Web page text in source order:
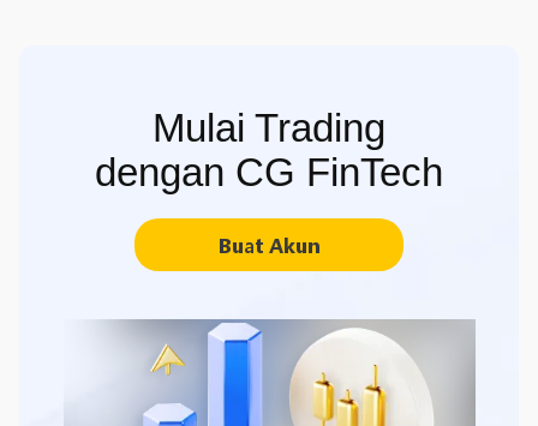
Mulai Trading
dengan CG FinTech
Buat Akun